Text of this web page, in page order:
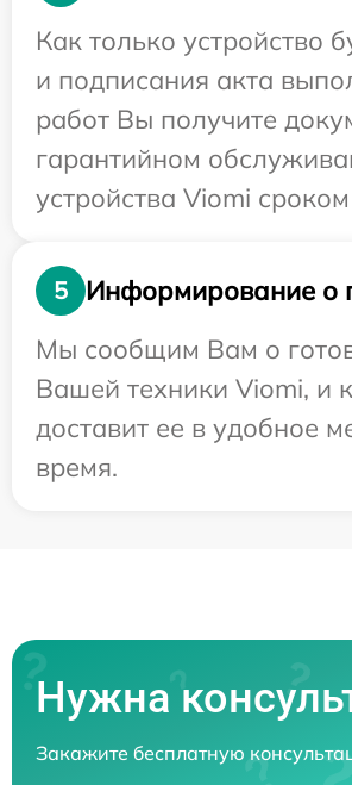
Как только устройство
и подписания акта
работ Вы получите
гарантийном
устройства Viomi
5
Информирование о
Мы сообщим Вам о
Вашей техники Viomi, и
доставит ее в удобное
время.
Нужна
Закажите бесплатную